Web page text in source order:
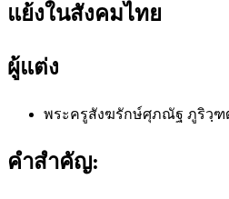
แย้งในสังคมไทย
ผู้แต่ง
พระครูสังฆรักษ์ศุภณัฐ ภูริวฺ
คำสำคัญ: